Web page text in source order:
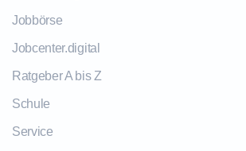
Jobbörse
Jobcenter.digital
Ratgeber A bis Z
Schule
Service